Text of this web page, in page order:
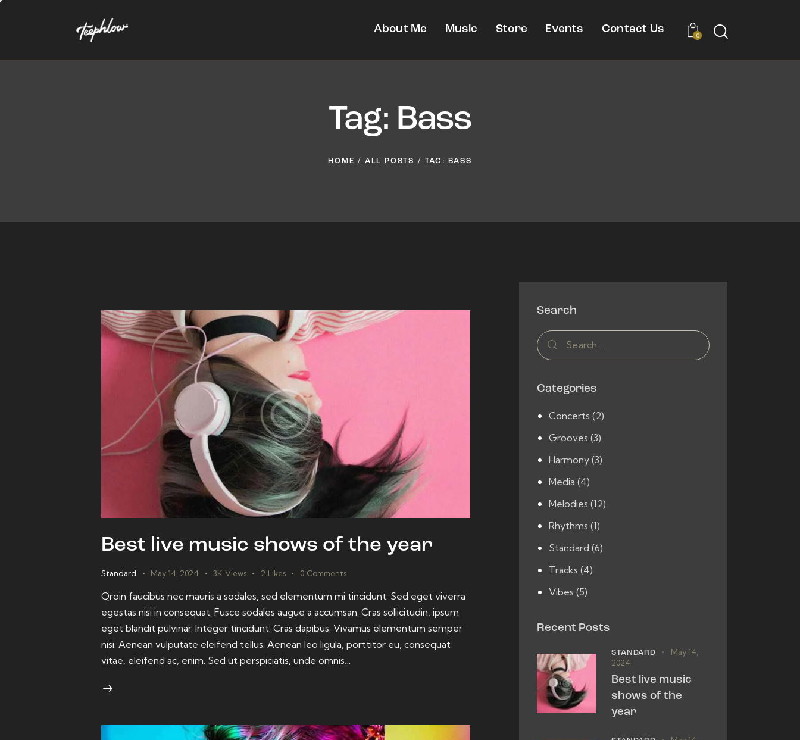
About Me Music Store Events Contact Us
0
Tag: Bass
HOME ALL POSTS TAG: BASS
Best live music shows of the year
Standard May 14, 2024 3K Views 2 Likes 0 Comments
Qroin faucibus nec mauris a sodales, sed elementum mi tincidunt. Sed eget viverra
egestas nisi in consequat. Fusce sodales augue a accumsan. Cras sollicitudin, ipsum
eget blandit pulvinar. Integer tincidunt. Cras dapibus. Vivamus elementum semper
nisi. Aenean vulputate eleifend tellus. Aenean leo ligula, porttitor eu, consequat
vitae, eleifend ac, enim. Sed ut perspiciatis, unde omnis…
Search
Search
for:
Categories
Concerts (2)
Grooves (3)
Harmony(3)
Media (4)
Melodies (12)
Rhythms (1)
Standard (6)
Tracks (4)
Vibes (5)
Recent Posts
STANDARD
May 14,
2024
Best live music
shows of the
year